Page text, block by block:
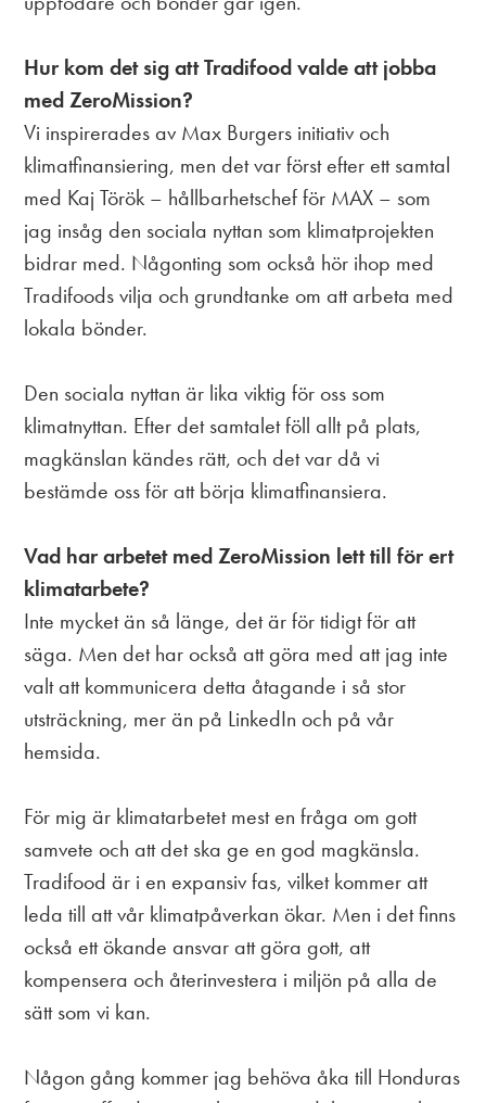
Hur kom det sig att Tradifood valde att jobba
med ZeroMission?
Vi inspirerades av Max Burgers initiativ och
klimatfinansiering, men det var först efter ett samtal
med Kaj Török – hållbarhetschef för MAX – som
jag insåg den sociala nyttan som klimatprojekten
bidrar med. Någonting som också hör ihop med
Tradifoods vilja och grundtanke om att arbeta med
lokala bönder.
Den sociala nyttan är lika viktig för oss som
klimatnyttan. Efter det samtalet föll allt på plats,
magkänslan kändes rätt, och det var då vi
bestämde oss för att börja klimatfinansiera.
Vad har arbetet med ZeroMission lett till för ert
klimatarbete?
Inte mycket än så länge, det är för tidigt för att
säga. Men det har också att göra med att jag inte
valt att kommunicera detta åtagande i så stor
utsträckning, mer än på LinkedIn och på vår
hemsida.
För mig är klimatarbetet mest en fråga om gott
samvete och att det ska ge en god magkänsla.
Tradifood är i en expansiv fas, vilket kommer att
leda till att vår klimatpåverkan ökar. Men i det finns
också ett ökande ansvar att göra gott, att
kompensera och återinvestera i miljön på alla de
sätt som vi kan.
Någon gång kommer jag behöva åka till Honduras